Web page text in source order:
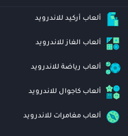
ألعاب أركيد للاندرويد
ألعاب الغاز للاندرويد
ألعاب رياضة للاندرويد
ألعاب كاجوال للاندرويد
ألعاب مغامرات للاندرويد